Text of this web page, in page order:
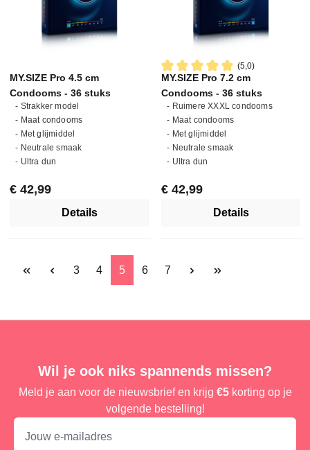
MY.SIZE Pro 4.5 cm
Condooms - 36 stuks
- Strakker model
- Maat condooms
- Met glijmiddel
- Neutrale smaak
- Ultra dun
Normale prijs:
€ 42,99
Details
(5,0)
Gemiddelde waardering van
MY.SIZE Pro 7.2 cm
Condooms - 36 stuks
- Ruimere XXXL condooms
- Maat condooms
- Met glijmiddel
- Neutrale smaak
- Ultra dun
Normale prijs:
€ 42,99
Details
Pagina
3 Pagina
4 Pagina
5 Pagina
6 Pagina
7
Wil je ook niks spannends missen?
Meld je aan voor de nieuwsbrief en krijg €5korting op je
volgende bestelling!